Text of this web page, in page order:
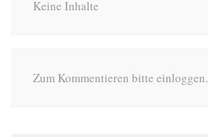
Keine Inhalte
Zum Kommentieren bitte einloggen.